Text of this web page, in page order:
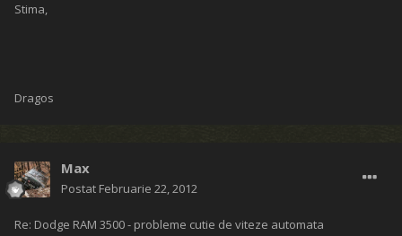
Stima,
Dragos
Max
Postat Februarie 22, 2012
Re: Dodge RAM 3500 - probleme cutie de viteze automata